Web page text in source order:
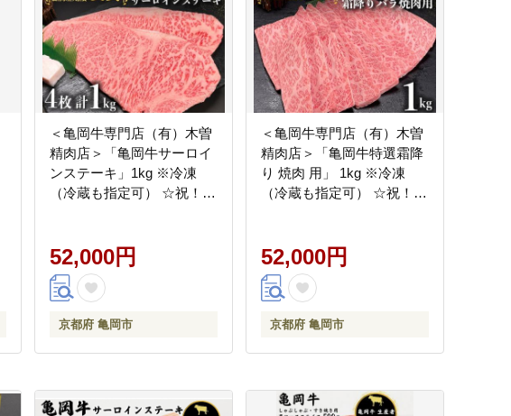
＜亀岡牛専門店（有）木曽
精肉店＞「亀岡牛サーロイ
ンステーキ」1kg ※冷凍
（冷蔵も指定可） ☆祝！亀
52,000円
京都府 亀岡市
＜亀岡牛専門店（有）木曽
精肉店＞「亀岡牛特選霜降
り 焼肉 用」 1kg ※冷凍
（冷蔵も指定可） ☆祝！亀
52,000円
京都府 亀岡市